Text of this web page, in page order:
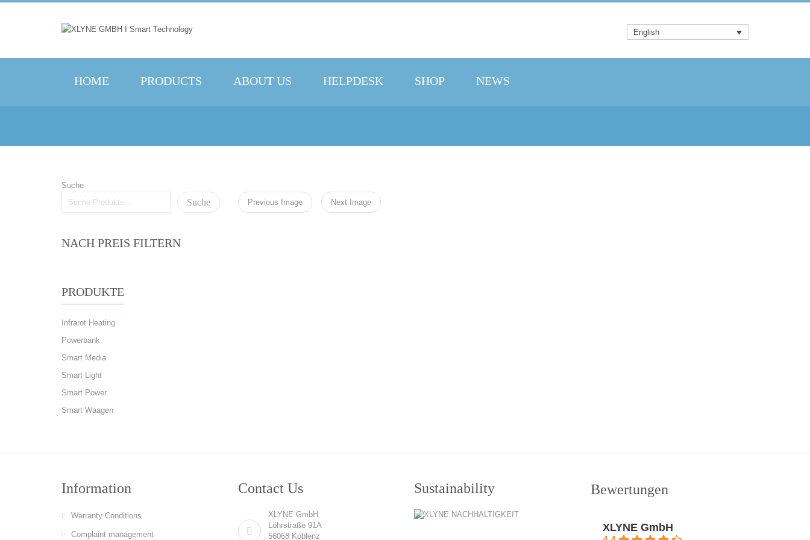
English
HOME PRODUCTS ABOUT US HELPDESK SHOP NEWS
Suche
Suche
NACH PREIS FILTERN
PRODUKTE
Infrarot Heating
Powerbank
Smart Media
Smart Light
Smart Power
Smart Waagen
Previous Image Next Image
Information
Warranty Conditions
Complaint management
Contact Us
XLYNE GmbH
Löhrstraße 91A
56068 Koblenz
Sustainability Bewertungen
XLYNE GmbH